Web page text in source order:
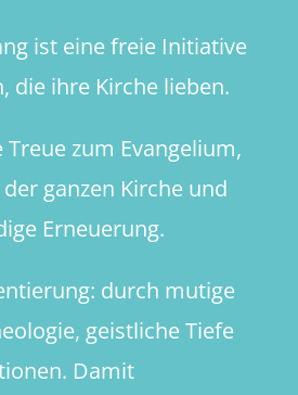
ist eine freie Initiative
die ihre Kirche lieben.
zum Evangelium,
ganzen Kirche und
Erneuerung.
durch mutige
geistliche Tiefe
Damit